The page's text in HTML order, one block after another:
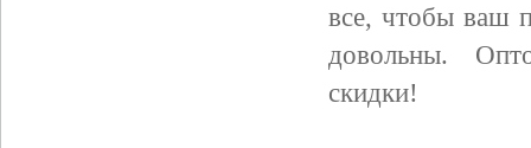
все, чтобы ваш
довольны.
скидки!